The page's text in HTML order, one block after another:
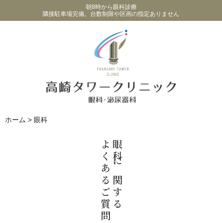
朝8時から眼科診療
隣接駐車場完備。台数制限や区画の指定ありません
ホーム > 眼科
眼科に関する
よくあるご質問